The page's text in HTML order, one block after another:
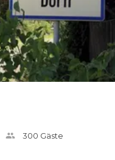
300 Gäste